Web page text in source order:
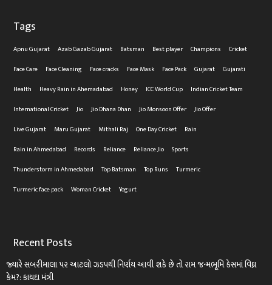
Tags
Apnu Gujarat Azab Gazab Gujarat Batsman Best player Champions
Cricket
Face Care
Face Cleaning Face cracks Face Mask Face Pack Gujarat
Gujarati
Health
Heavy Rain in Ahemadabad Honey ICC World Cup
Indian Cricket Team
International Cricket
Jio Jio Dhana Dhan Jio Monsoon Offer
Jio Offer
Live Gujarat
Maru Gujarat Mithali Raj One Day Cricket
Rain
Rain in Ahmedabad
Records Reliance Reliance Jio
Sports
Thunderstorm in Ahmedabad
Top Batsman Top Runs
Turmeric
Turmeric face pack
Woman Cricket Yogurt
Recent Posts
જ્યારે સબરીમાલા પર આટલો ઝડપથી નિર્ણય આવી શકે છે તો રામ જન્મભૂમિ કેસમાં વિઘ્ન
કેમ?: કાયદા મંત્રી